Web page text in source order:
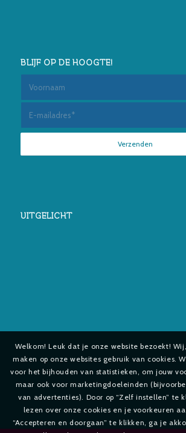
BLIJF OP DE HOOGTE!
UITGELICHT
Welkom! Leuk dat je onze website bezoekt!
maken op onze websites gebruik van cookies.
voor het bijhouden van statistieken, om jouw
maar ook voor marketingdoeleinden
van advertenties). Door op “Zelf instellen” te
lezen over onze cookies en je voorkeuren
“Accepteren en doorgaan” te klikken, ga je